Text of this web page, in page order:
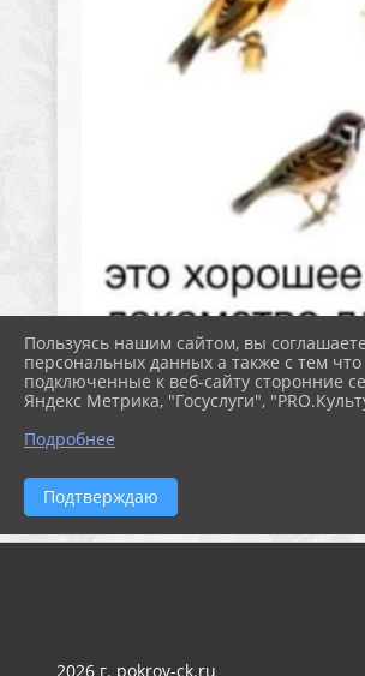
2026 г. pokrov-ck.ru
Пользуясь нашим сайтом, вы
персональных данных а также с тем
подключенные к веб-сайту сторонние
Яндекс Метрика, "Госуслуги",
Подробнее
Подтверждаю